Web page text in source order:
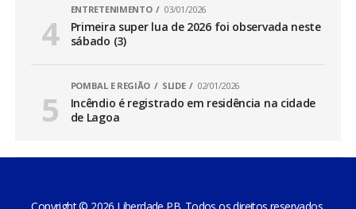
ENTRETENIMENTO 03/01/2026
Primeira super lua de 2026 foi observada neste
sábado (3)
POMBAL E REGIÃO SLIDE 02/01/2026
Incêndio é registrado em residência na cidade
de Lagoa